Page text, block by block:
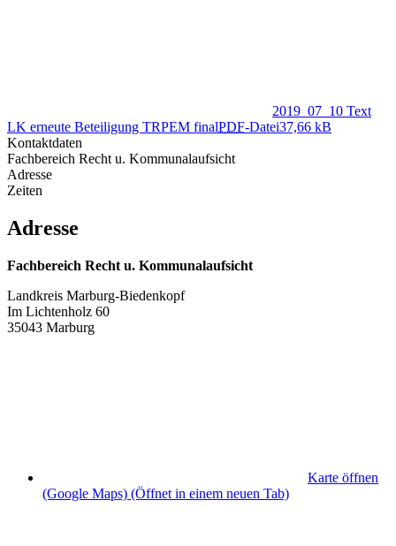
2019_07_10 Text
LK erneute Beteiligung TRPEM finalPDF-Datei37,66 kB
Kontaktdaten
Fachbereich Recht u. Kommunalaufsicht
Adresse
Zeiten
Adresse
Fachbereich Recht u. Kommunalaufsicht
Landkreis Marburg-Biedenkopf
Im Lichtenholz 60
35043 Marburg
Karte öffnen
(Google Maps) (Öffnet in einem neuen Tab)